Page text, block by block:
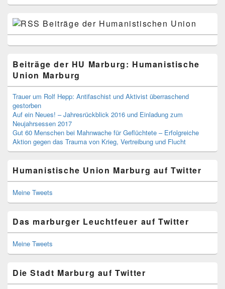
Beiträge der Humanistischen Union
Beiträge der HU Marburg: Humanistische
Union Marburg
Trauer um Rolf Hepp: Antifaschist und Aktivist überraschend
gestorben
Auf ein Neues! – Jahresrückblick 2016 und Einladung zum
Neujahrsessen 2017
Gut 60 Menschen bei Mahnwache für Geflüchtete – Erfolgreiche
Aktion gegen das Trauma von Krieg, Vertreibung und Flucht
Humanistische Union Marburg auf Twitter
Meine Tweets
Das marburger Leuchtfeuer auf Twitter
Meine Tweets
Die Stadt Marburg auf Twitter